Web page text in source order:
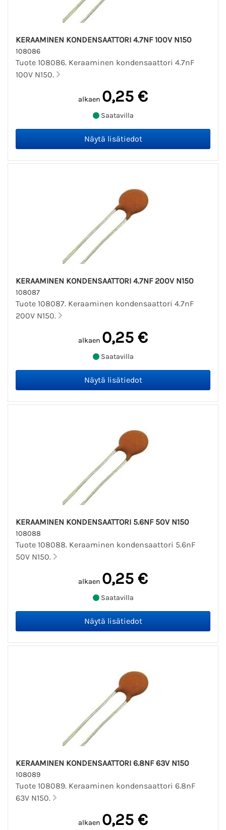
KERAAMINEN KONDENSAATTORI 4.7NF 100V N150
108086
Tuote 108086. Keraaminen kondensaattori 4.7nF
100V N150.
alkaen 0,25 €
Saatavilla
KERAAMINEN KONDENSAATTORI 4.7NF 200V N150
108087
Tuote 108087. Keraaminen kondensaattori 4.7nF
200V N150.
alkaen 0,25 €
Saatavilla
KERAAMINEN KONDENSAATTORI 5.6NF 50V N150
108088
Tuote 108088. Keraaminen kondensaattori 5.6nF
50V N150.
alkaen 0,25 €
Saatavilla
KERAAMINEN KONDENSAATTORI 6.8NF 63V N150
108089
Tuote 108089. Keraaminen kondensaattori 6.8nF
63V N150.
alkaen 0,25 €